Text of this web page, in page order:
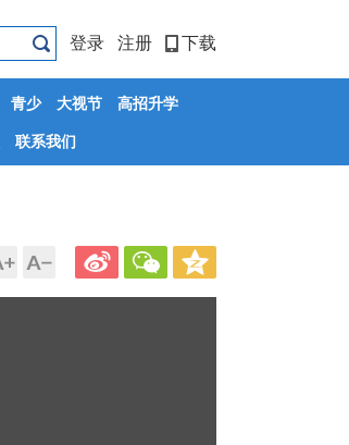
登录 注册 下载
青少 大视节
高招升学
联系我们